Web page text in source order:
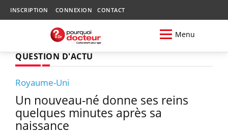
INSCRIPTION CONNEXION CONTACT
Menu
QUESTION D'ACTU
Royaume-Uni
Un nouveau-né donne ses reins
quelques minutes après sa
naissance